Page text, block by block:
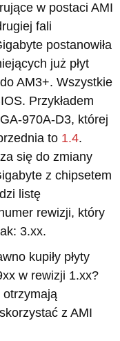
w postaci AMI
fali
postanowiła
już płyt
AM3+. Wszystkie
Przykładem
970A-D3, której
to 1.4.
się do zmiany
z chipsetem
listę
rewizji, który
3.xx.
kupiły płyty
w rewizji 1.xx?
otrzymają
z AMI